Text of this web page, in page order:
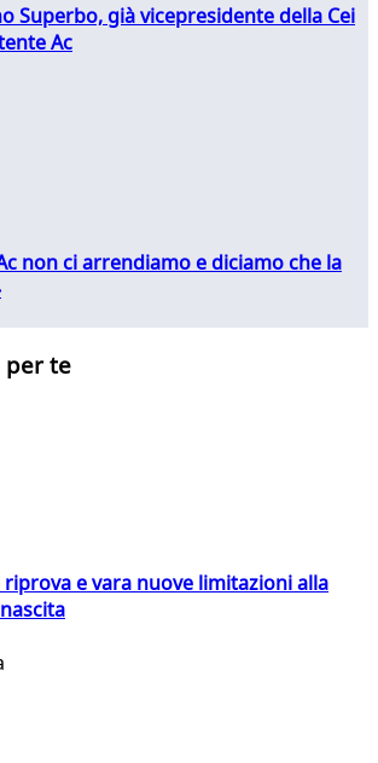
Superbo, già vicepresidente della Cei
Ac
non ci arrendiamo e diciamo che la
per te
e vara nuove limitazioni alla